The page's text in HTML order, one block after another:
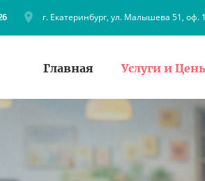
г. Екатеринбург, ул. Малышева 51, оф.
Главная Услуги и